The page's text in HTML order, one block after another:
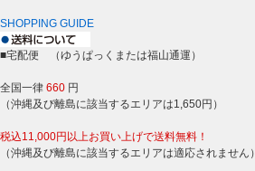
SHOPPING GUIDE
■宅配便 （ゆうぱっくまたは福山通運）
全国一律 660 円
（沖縄及び離島に該当するエリアは1,650円）
税込11,000円以上お買い上げで送料無料！
（沖縄及び離島に該当するエリアは適応されません）